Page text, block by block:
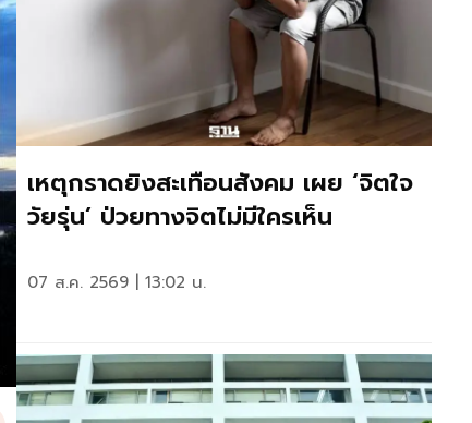
เหตุกราดยิงสะเทือนสังคม เผย ‘จิตใจ
วัยรุ่น’ ป่วยทางจิตไม่มีใครเห็น
07 ส.ค. 2569 | 13:02 น.